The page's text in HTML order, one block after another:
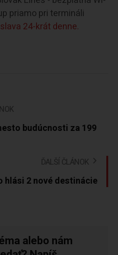
priamo pri termináli
24-krát denne.
budúcnosti za 199
ĎALŠÍ ČLÁNOK
2 nové destinácie
alebo nám